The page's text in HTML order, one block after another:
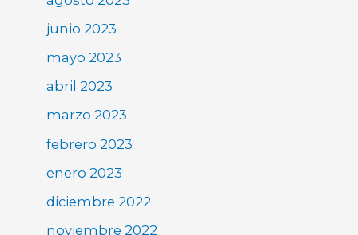
junio 2023
mayo 2023
abril 2023
marzo 2023
febrero 2023
enero 2023
diciembre 2022
noviembre 2022